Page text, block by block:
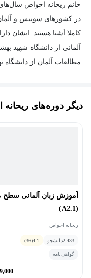
خانم ریحانه اخواص سال‌های
در کشورهای سوییس و
کاملا آشنا هستند. ایشان
آلمانی از دانشگاه شهید
مطالعات آلمان از دانشگاه
علمی و آکادمیک در
کاربردی برای فارسی
دیگر دوره‌های
آموزش زبان آلمانی سطح
(1.A2)
ریحانه اخواص
2,433دانشجو 4.1
(36)
گواهی‌نامه